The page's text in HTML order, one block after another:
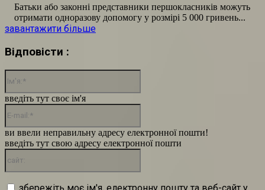
Батьки або законні представники першокласників можуть
отримати одноразову допомогу у розмірі 5 000 гривень...
завантажити більше
Відповісти :
введіть тут своє ім'я
ви ввели неправильну адресу електронної пошти!
введіть тут свою адресу електронної пошти
збережіть моє ім'я, електронну пошту та веб-сайт у